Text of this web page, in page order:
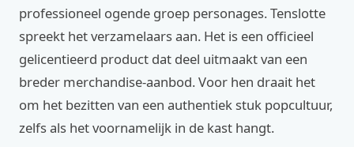
professioneel ogende groep personages. Tenslotte
spreekt het verzamelaars aan. Het is een officieel
gelicentieerd product dat deel uitmaakt van een
breder merchandise-aanbod. Voor hen draait het
om het bezitten van een authentiek stuk popcultuur,
zelfs als het voornamelijk in de kast hangt.